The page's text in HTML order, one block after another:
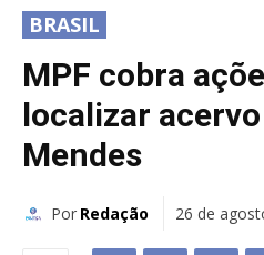
BRASIL
MPF cobra
localizar
Mendes
Por Redação 26 de